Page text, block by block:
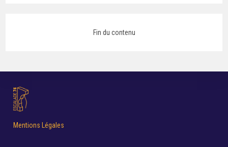
Fin du contenu
Mentions Légales